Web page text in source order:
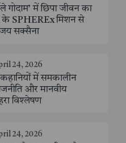
गोदाम’ में छिपा जीवन का
के SPHEREx मिशन से
सक्सैना
24, 2026
में समकालीन
और मानवीय
विश्लेषण
24, 2026